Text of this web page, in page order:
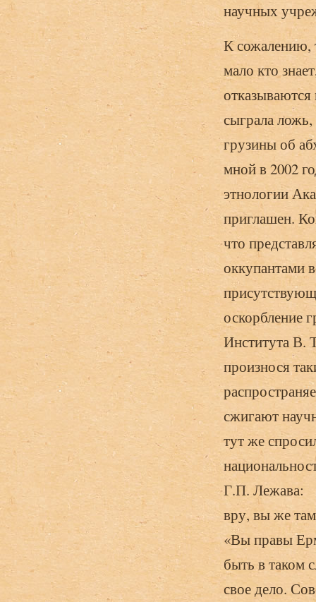
научных
К сожалению,
мало кто
сыграла
грузины об
мной в 2002
этнологии
приглашен.
что
оккупантами
оскорбление
Института В.
произнося
сжигают
тут же
Г.П. Лежава:
вру, вы же
«Вы правы
быть в таком
свое дело.